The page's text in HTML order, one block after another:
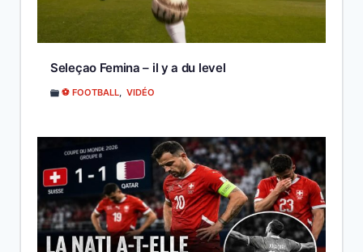
Seleçao Femina – il y a du level
⚽ FOOTBALL, VIDÉO